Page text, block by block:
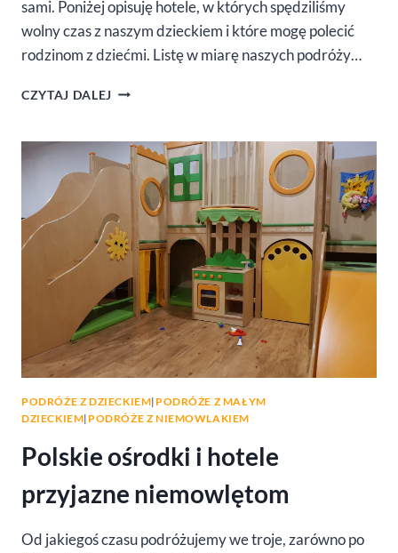
sami. Poniżej opisuję hotele, w których spędziliśmy
wolny czas z naszym dzieckiem i które mogę polecić
rodzinom z dziećmi. Listę w miarę naszych podróży…
CZYTAJ DALEJ POLSKIE
OŚRODKI
WCZASOWE
PRZYJAZNE
DZIECIOM
PODRÓŻE Z DZIECKIEM| PODRÓŻE Z MAŁYM
DZIECKIEM| PODRÓŻE Z NIEMOWLAKIEM
Polskie ośrodki i hotele
przyjazne niemowlętom
Od jakiegoś czasu podróżujemy we troje, zarówno po